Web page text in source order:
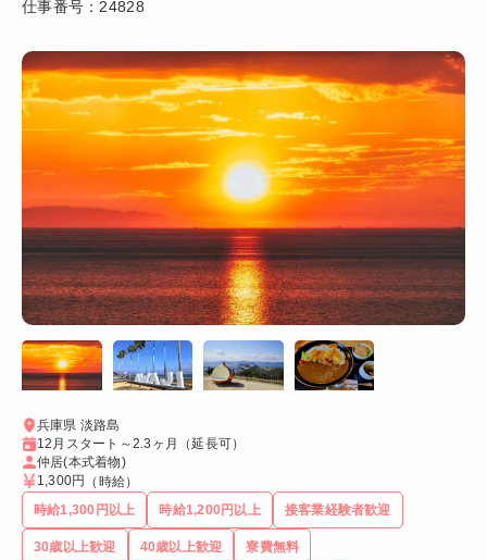
仕事番号： 24828
兵庫県 淡路島
12月スタート～2.3ヶ月（延長可）
仲居(本式着物)
1,300円
（時給）
時給1,300円以上
時給1,200円以上 接客業経験者歓迎
30歳以上歓迎 40歳以上歓迎 寮費無料